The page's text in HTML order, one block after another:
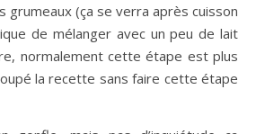
grumeaux (ça se verra après cuisson
de mélanger avec un peu de lait
normalement cette étape est plus
la recette sans faire cette étape